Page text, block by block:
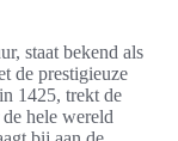
staat bekend als
de prestigieuze
1425, trekt de
hele wereld